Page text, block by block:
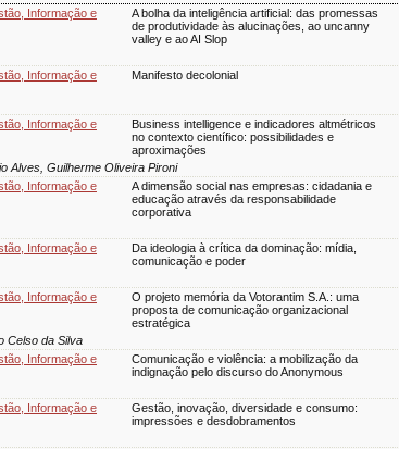
Informação e
A bolha da inteligência artificial: das promessas
de produtividade às alucinações, ao uncanny
valley e ao AI Slop
Informação e
Manifesto decolonial
Informação e
Business intelligence e indicadores altmétricos
no contexto científico: possibilidades e
aproximações
Alves, Guilherme Oliveira Pironi
Informação e
A dimensão social nas empresas: cidadania e
educação através da responsabilidade
corporativa
Informação e
Da ideologia à crítica da dominação: mídia,
comunicação e poder
Informação e
O projeto memória da Votorantim S.A.: uma
proposta de comunicação organizacional
estratégica
Celso da Silva
Informação e
Comunicação e violência: a mobilização da
indignação pelo discurso do Anonymous
Informação e
Gestão, inovação, diversidade e consumo:
impressões e desdobramentos